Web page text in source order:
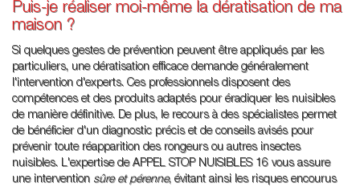
Puis-je réaliser moi-même la dératisation de ma
maison ?
Si quelques gestes de prévention peuvent être appliqués par les
particuliers, une dératisation efficace demande généralement
l'intervention d'experts. Ces professionnels disposent des
compétences et des produits adaptés pour éradiquer les nuisibles
de manière définitive. De plus, le recours à des spécialistes permet
de bénéficier d'un diagnostic précis et de conseils avisés pour
prévenir toute réapparition des rongeurs ou autres insectes
nuisibles. L'expertise de APPEL STOP NUISIBLES 16 vous assure
une intervention sûre et pérenne, évitant ainsi les risques encourus